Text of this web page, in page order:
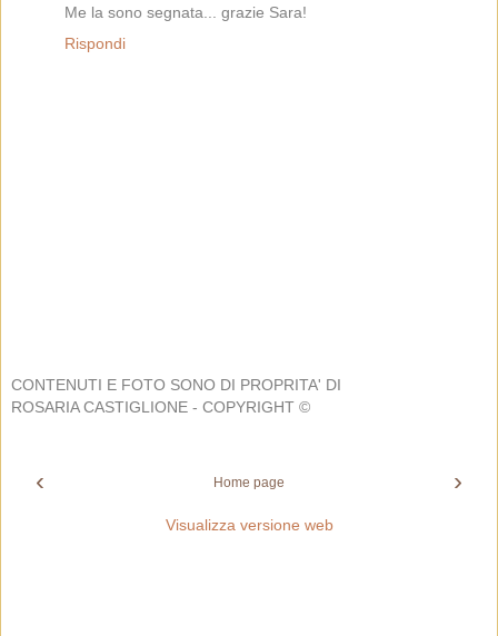
Me la sono segnata... grazie Sara!
Rispondi
CONTENUTI E FOTO SONO DI PROPRITA' DI
ROSARIA CASTIGLIONE - COPYRIGHT ©
‹ ›
Home page
Visualizza versione web